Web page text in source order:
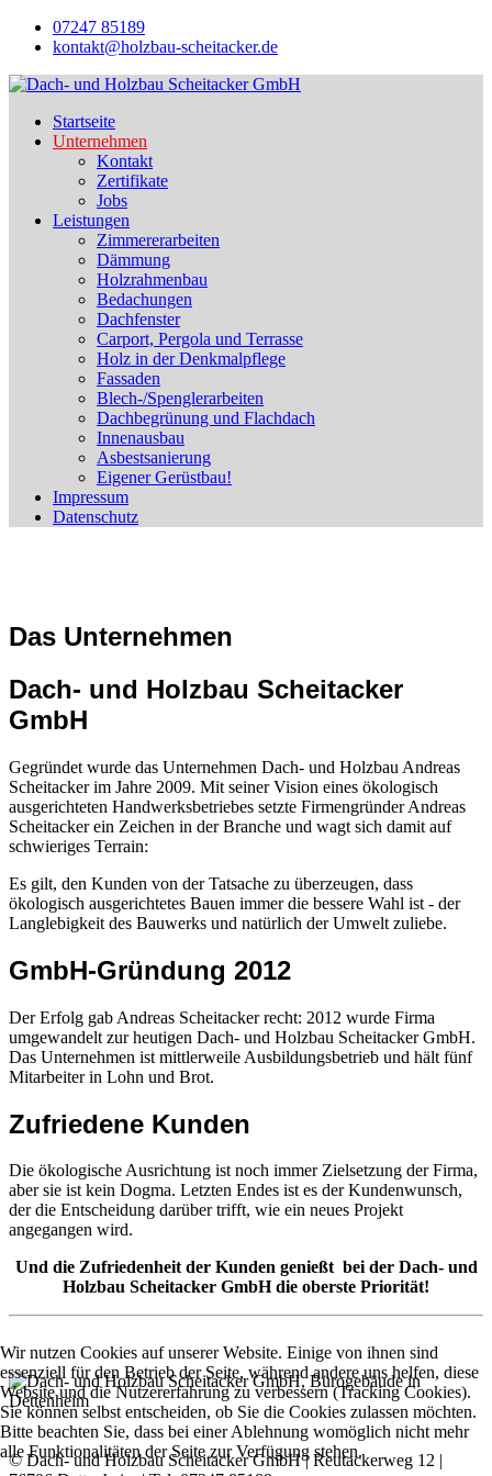
07247 85189
kontakt@holzbau-scheitacker.de
Startseite
Unternehmen
Kontakt
Zertifikate
Jobs
Leistungen
Zimmererarbeiten
Dämmung
Holzrahmenbau
Bedachungen
Dachfenster
Carport, Pergola und Terrasse
Holz in der Denkmalpflege
Fassaden
Blech-/Spenglerarbeiten
Dachbegrünung und Flachdach
Innenausbau
Asbestsanierung
Eigener Gerüstbau!
Impressum
Datenschutz
Das Unternehmen
Dach- und Holzbau Scheitacker
GmbH
Gegründet wurde das Unternehmen Dach- und Holzbau Andreas
Scheitacker im Jahre 2009. Mit seiner Vision eines ökologisch
ausgerichteten Handwerksbetriebes setzte Firmengründer Andreas
Scheitacker ein Zeichen in der Branche und wagt sich damit auf
schwieriges Terrain:
Es gilt, den Kunden von der Tatsache zu überzeugen, dass
ökologisch ausgerichtetes Bauen immer die bessere Wahl ist - der
Langlebigkeit des Bauwerks und natürlich der Umwelt zuliebe.
GmbH-Gründung 2012
Der Erfolg gab Andreas Scheitacker recht: 2012 wurde Firma
umgewandelt zur heutigen Dach- und Holzbau Scheitacker GmbH.
Das Unternehmen ist mittlerweile Ausbildungsbetrieb und hält fünf
Mitarbeiter in Lohn und Brot.
Zufriedene Kunden
Die ökologische Ausrichtung ist noch immer Zielsetzung der Firma,
aber sie ist kein Dogma. Letzten Endes ist es der Kundenwunsch,
der die Entscheidung darüber trifft, wie ein neues Projekt
angegangen wird.
Und die Zufriedenheit der Kunden genießt bei der Dach- und
Holzbau Scheitacker GmbH die oberste Priorität!
© Dach- und Holzbau Scheitacker GmbH | Reutackerweg 12 |
Wir nutzen Cookies auf unserer Website. Einige von ihnen sind
essenziell für den Betrieb der Seite, während andere uns helfen, diese
Website und die Nutzererfahrung zu verbessern (Tracking Cookies).
Sie können selbst entscheiden, ob Sie die Cookies zulassen möchten.
Bitte beachten Sie, dass bei einer Ablehnung womöglich nicht mehr
alle Funktionalitäten der Seite zur Verfügung stehen.